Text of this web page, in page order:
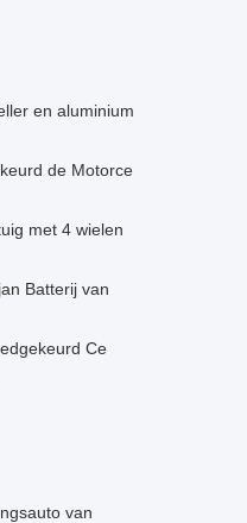
en aluminium
de Motorce
met 4 wielen
Batterij van
Ce
van